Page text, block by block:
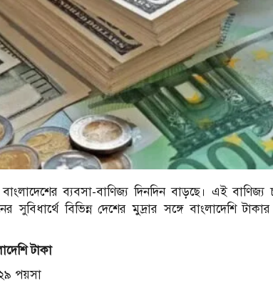
ব্যবসা-বাণিজ্য দিনদিন বাড়ছে। এই বাণিজ্য
সুবিধার্থে বিভিন্ন দেশের মুদ্রার সঙ্গে বাংলাদেশি
টাকা
পয়সা